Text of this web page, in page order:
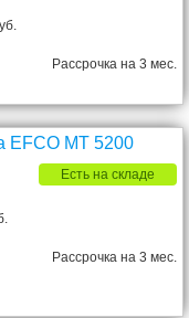
Рассрочка на 3 мес.
EFCO MT 5200
Есть на складе
Рассрочка на 3 мес.